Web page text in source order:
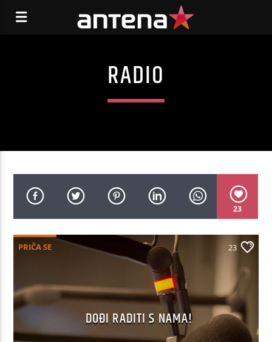
RADIO
23
PRIČA SE 23
DOĐI RADITI S NAMA!